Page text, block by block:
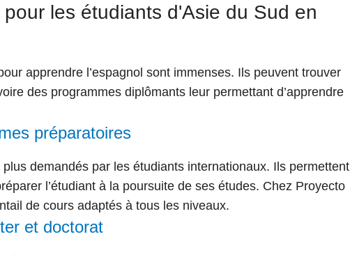
les étudiants d'Asie du Sud en
apprendre l’espagnol sont immenses. Ils peuvent trouver
des programmes diplômants leur permettant d’apprendre
préparatoires
demandés par les étudiants internationaux. Ils permettent
l’étudiant à la poursuite de ses études. Chez Proyecto
de cours adaptés à tous les niveaux.
et doctorat